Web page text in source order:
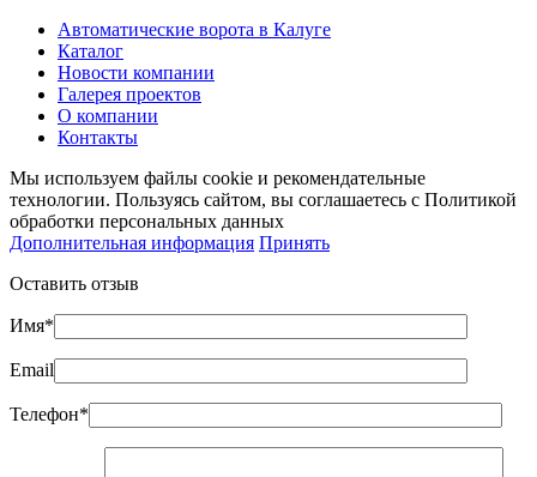
Автоматические ворота в Калуге
Каталог
Новости компании
Галерея проектов
О компании
Контакты
Мы используем файлы cookie и рекомендательные
технологии. Пользуясь сайтом, вы соглашаетесь с Политикой
обработки персональных данных
Дополнительная информация Принять
Оставить отзыв
Имя*
Email
Телефон*